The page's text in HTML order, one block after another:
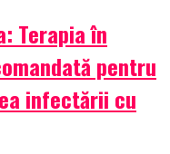
Terapia în
pentru
infectării cu